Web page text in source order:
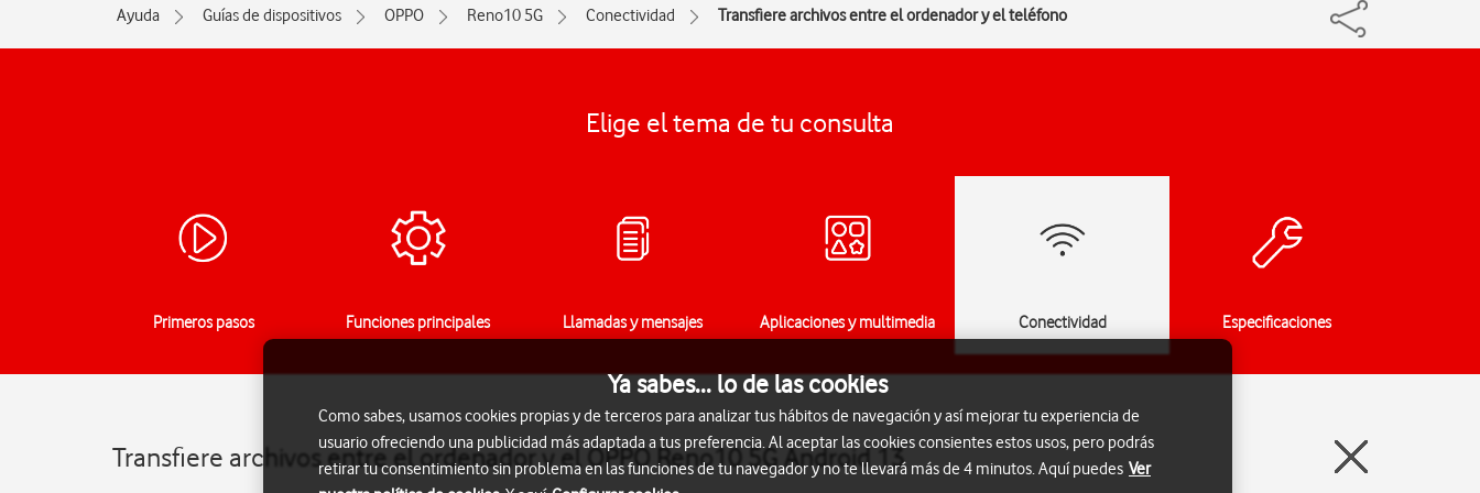
Ayuda Guías de dispositivos OPPO Reno10 5G Conectividad Transfiere archivos entre el ordenador y el teléfono
Elige el tema de tu consulta
Primeros pasos Funciones principales Llamadas y mensajes Aplicaciones y multimedia Conectividad Especificaciones
Transfiere archivos entre el ordenador y el OPPO Reno10 5G Android 13
Ya sabes... lo de las cookies
Como sabes, usamos cookies propias y de terceros para analizar tus hábitos de navegación y así mejorar tu experiencia de
usuario ofreciendo una publicidad más adaptada a tus preferencia. Al aceptar las cookies consientes estos usos, pero podrás
retirar tu consentimiento sin problema en las funciones de tu navegador y no te llevará más de 4 minutos. Aquí puedes Ver